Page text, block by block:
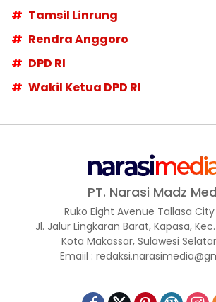
Tamsil Linrung
Rendra Anggoro
DPD RI
Wakil Ketua DPD RI
PT. Narasi Madz
Ruko Eight Avenue Tallasa City
Jl. Jalur Lingkaran Barat, Kapasa,
Kota Makassar, Sulawesi
Emaiil :